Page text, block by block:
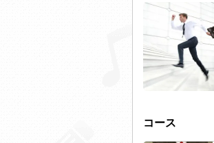
コース